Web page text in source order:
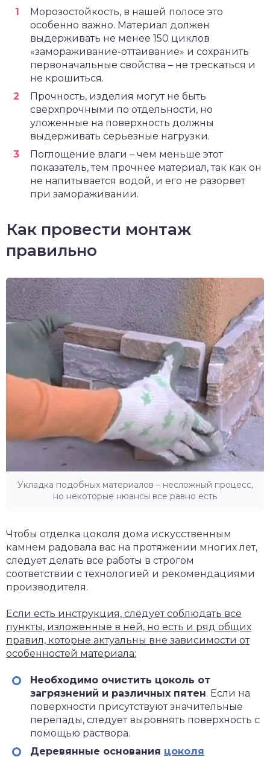
Морозостойкость, в нашей полосе это
особенно важно. Материал должен
выдерживать не менее 150 циклов
«замораживание-оттаивание» и сохранить
первоначальные свойства – не трескаться и
не крошиться.
Прочность, изделия могут не быть
сверхпрочными по отдельности, но
уложенные на поверхность должны
выдерживать серьезные нагрузки.
Поглощение влаги – чем меньше этот
показатель, тем прочнее материал, так как он
не напитывается водой, и его не разорвет
при замораживании.
Как провести монтаж
правильно
Укладка подобных материалов – несложный процесс,
но некоторые нюансы все равно есть
Чтобы отделка цоколя дома искусственным
камнем радовала вас на протяжении многих лет,
следует делать все работы в строгом
соответствии с технологией и рекомендациями
производителя.
Если есть инструкция, следует соблюдать все
пункты, изложенные в ней, но есть и ряд общих
правил, которые актуальны вне зависимости от
особенностей материала:
Необходимо очистить цоколь от
загрязнений и различных пятен. Если на
поверхности присутствуют значительные
перепады, следует выровнять поверхность с
помощью раствора.
Деревянные основания цоколя